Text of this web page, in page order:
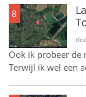
8
Ook ik probeer de
Terwijl ik wel een